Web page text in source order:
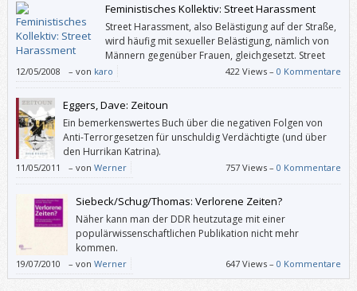
Feministisches Kollektiv: Street Harassment
Street Harassment, also Belästigung auf der Straße,
wird häufig mit sexueller Belästigung, nämlich von
Männern gegenüber Frauen, gleichgesetzt. Street
Harassment ist aber ein viel komplexeres
Phänomen. Zum einen betrifft es die unterschiedlichsten Personen wie
MigrantInnen, Menschen mit Behinderung, Lesben, Schwule, Frauen oder
kulturelle (Rand-)Gruppen.
12/05/2008 – von karo 422 Views –0 Kommentare
Eggers, Dave: Zeitoun
Ein bemerkenswertes Buch über die negativen Folgen von
Anti-Terrorgesetzen für unschuldig Verdächtigte (und über
den Hurrikan Katrina).
11/05/2011 – von Werner 757 Views –0 Kommentare
Siebeck/Schug/Thomas: Verlorene Zeiten?
Näher kann man der DDR heutzutage mit einer
populärwissenschaftlichen Publikation nicht mehr
kommen.
19/07/2010 – von Werner 647 Views –0 Kommentare